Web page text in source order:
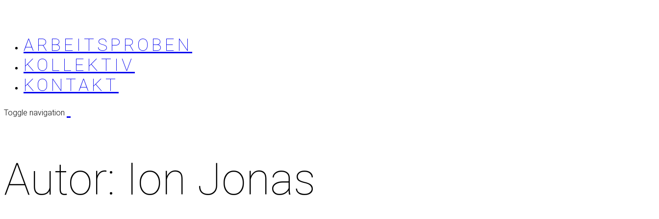
ARBEITSPROBEN
KOLLEKTIV
KONTAKT
Toggle navigation
Autor: Ion Jonas